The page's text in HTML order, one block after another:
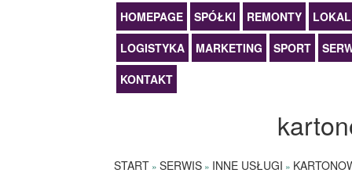
HOMEPAGE SPÓŁKI REMONTY
LOGISTYKA
MARKETING SPORT
KONTAKT
START » SERWIS » INNE USŁUGI »